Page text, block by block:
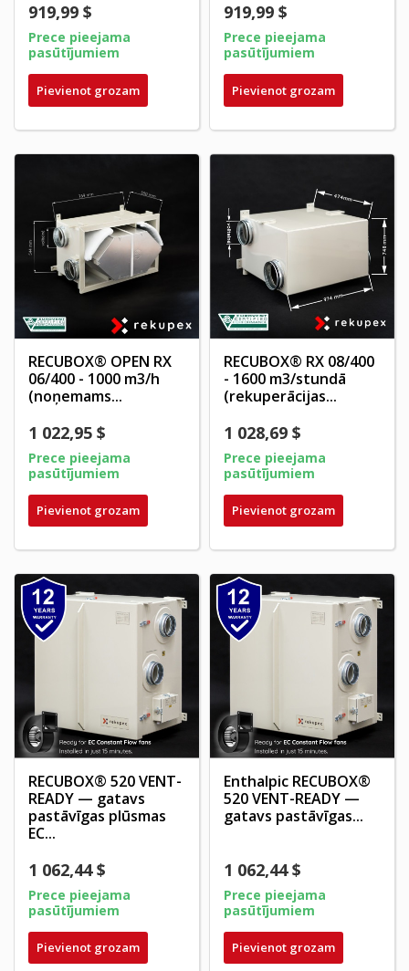
919,99 $
Prece pieejama
pasūtījumiem
Pievienot grozam
919,99 $
Prece pieejama
pasūtījumiem
Pievienot grozam
RECUBOX® OPEN RX
06/400 - 1000 m3/h
(noņemams...
1 022,95 $
Prece pieejama
pasūtījumiem
Pievienot grozam
RECUBOX® RX 08/400
- 1600 m3/stundā
(rekuperācijas...
1 028,69 $
Prece pieejama
pasūtījumiem
Pievienot grozam
RECUBOX® 520 VENT-
READY — gatavs
pastāvīgas plūsmas
EC...
1 062,44 $
Prece pieejama
pasūtījumiem
Pievienot grozam
Enthalpic RECUBOX®
520 VENT-READY —
gatavs pastāvīgas...
1 062,44 $
Prece pieejama
pasūtījumiem
Pievienot grozam